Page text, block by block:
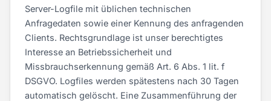
Server-Logfile mit üblichen technischen
Anfragedaten sowie einer Kennung des anfragenden
Clients. Rechtsgrundlage ist unser berechtigtes
Interesse an Betriebssicherheit und
Missbrauchserkennung gemäß Art. 6 Abs. 1 lit. f
DSGVO. Logfiles werden spätestens nach 30 Tagen
automatisch gelöscht. Eine Zusammenführung der